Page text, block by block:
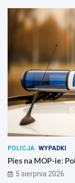
POLICJA WYPADKI
Pies na MOP-ie:
5 sierpnia 2026